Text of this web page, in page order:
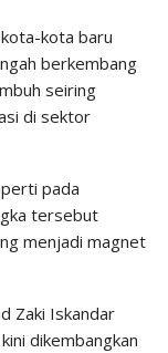
kota baru
berkembang
seiring
di sektor
pada
tersebut
menjadi magnet
Zaki Iskandar
dikembangkan